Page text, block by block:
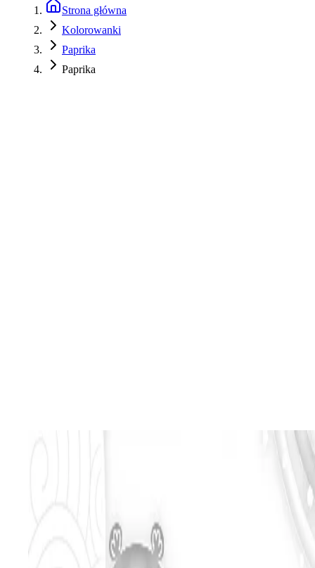
Strona główna
Kolorowanki
Paprika
Paprika